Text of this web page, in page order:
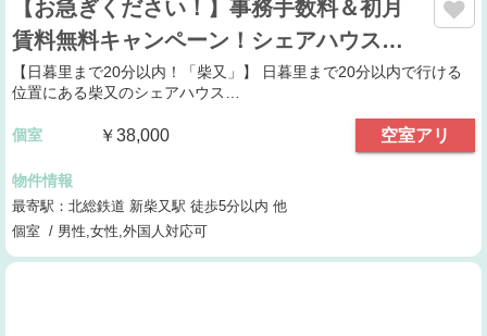
【お急ぎください！】事務手数料＆初月
賃料無料キャンペーン！シェアハウス…
【日暮里まで20分以内！「柴又」】 日暮里まで20分以内で行ける
位置にある柴又のシェアハウス…
個室 ￥38,000 空室アリ
物件情報
最寄駅：北総鉄道 新柴又駅 徒歩5分以内 他
個室 / 男性,女性,外国人対応可